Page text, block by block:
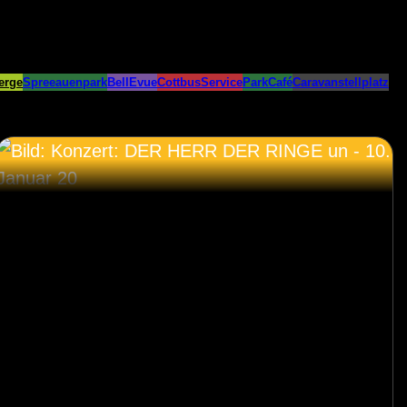
SpreeauenparkBellEvueCottbusServiceParkCaféCaravanstellplatz